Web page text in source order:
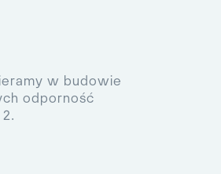
w budowie
odporność